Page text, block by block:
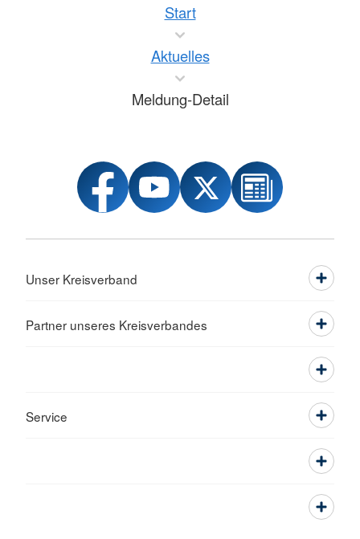
Start
Aktuelles
Meldung-Detail
Unser Kreisverband
Partner unseres Kreisverbandes
Service